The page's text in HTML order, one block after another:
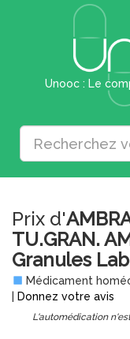
Unooc : Le
Prix d'
TU.GRAN.
Granules
Médicament
Donnez votre avis
L'automédication